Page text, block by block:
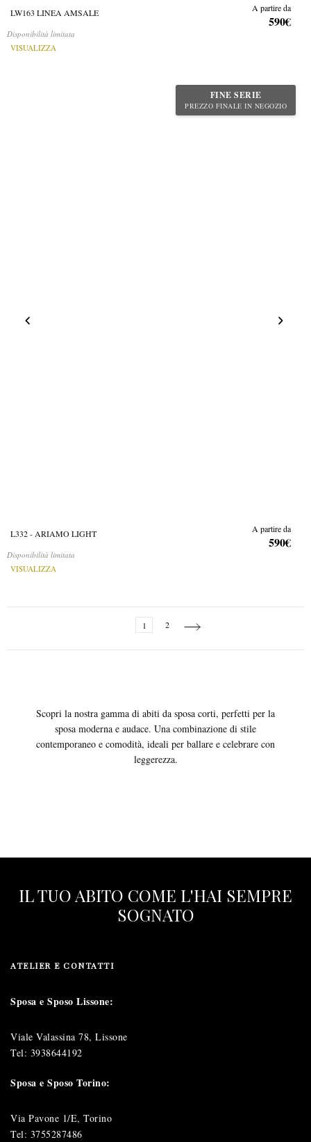
LW163 LINEA AMSALE
Disponibilità limitata
VISUALIZZA
A partire da
590€
FINE SERIE
PREZZO FINALE IN NEGOZIO
L332 - ARIAMO LIGHT
Disponibilità limitata
VISUALIZZA
A partire da
590€
PageYou're
1 Page
2 Page
Next
Scopri la nostra gamma di abiti da sposa corti, perfetti per la
sposa moderna e audace. Una combinazione di stile
contemporaneo e comodità, ideali per ballare e celebrare con
leggerezza.
IL TUO ABITO COME L'HAI SEMPRE
SOGNATO
ATELIER E CONTATTI
Sposa e Sposo Lissone:
Viale Valassina 78, Lissone
Tel: 3938644192
Sposa e Sposo Torino:
Via Pavone 1/E, Torino
Tel: 3755287486